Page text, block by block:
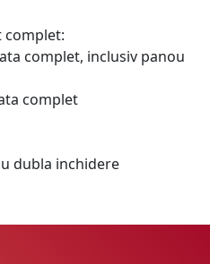
complet:
complet, inclusiv panou
complet
dubla inchidere